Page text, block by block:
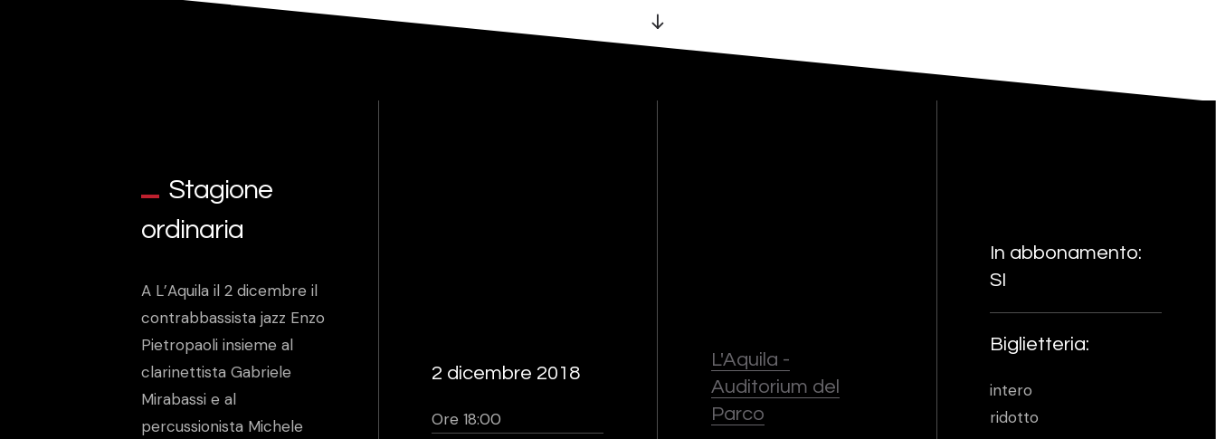
Stagione
ordinaria
A L’Aquila il 2 dicembre il
contrabbassista jazz Enzo
Pietropaoli insieme al
clarinettista Gabriele
Mirabassi e al
percussionista Michele
2 dicembre 2018
Ore 18:00
L'Aquila -
Auditorium del
Parco
In abbonamento:
SI
Biglietteria:
intero
ridotto